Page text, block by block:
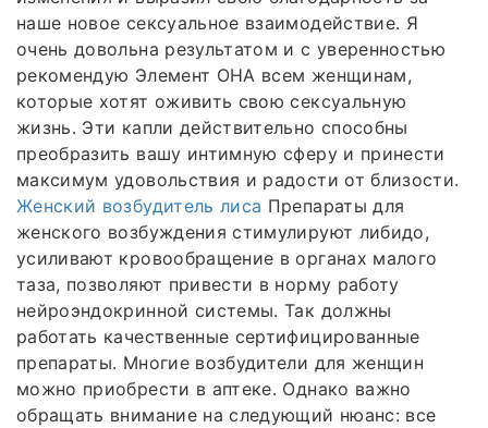
наше новое сексуальное взаимодействие. Я
очень довольна результатом и с уверенностью
рекомендую Элемент ОНА всем женщинам,
которые хотят оживить свою сексуальную
жизнь. Эти капли действительно способны
преобразить вашу интимную сферу и принести
максимум удовольствия и радости от близости.
Женский возбудитель лиса Препараты для
женского возбуждения стимулируют либидо,
усиливают кровообращение в органах малого
таза, позволяют привести в норму работу
нейроэндокринной системы. Так должны
работать качественные сертифицированные
препараты. Многие возбудители для женщин
можно приобрести в аптеке. Однако важно
обращать внимание на следующий нюанс: все